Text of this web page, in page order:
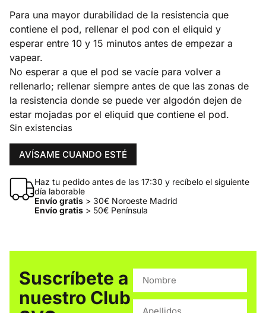
Para una mayor durabilidad de la resistencia que
contiene el pod, rellenar el pod con el eliquid y
esperar entre 10 y 15 minutos antes de empezar a
vapear.
No esperar a que el pod se vacíe para volver a
rellenarlo; rellenar siempre antes de que las zonas de
la resistencia donde se puede ver algodón dejen de
estar mojadas por el eliquid que contiene el pod.
Sin existencias
AVÍSAME CUANDO ESTÉ
Haz tu pedido antes de las 17:30 y recíbelo el siguiente
día laborable
Envío gratis> 30€ Noroeste Madrid
Envío gratis> 50€ Península
Suscríbete a
nuestro Club